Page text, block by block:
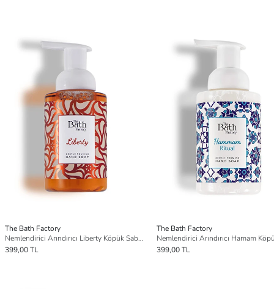
The Bath Factory
Nemlendirici Arındırıcı Liberty Köpük Sabun 300 ml
399,00 TL
The Bath Factory
399,00 TL